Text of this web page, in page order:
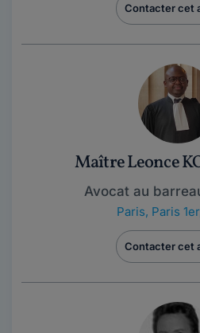
Contacter cet
Maître Leonce
Avocat au
Paris, Paris
Contacter cet